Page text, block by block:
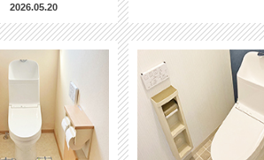
2026.05.20